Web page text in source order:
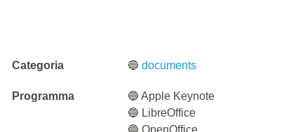
Categoria 🔵documents
Programma
🔵 Apple Keynote
🔵 LibreOffice
🔵 OpenOffice